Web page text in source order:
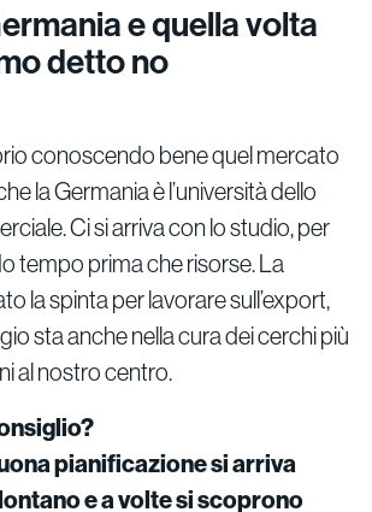
e quella volta
detto no
conoscendo bene quel mercato
la Germania è l’università dello
Ci si arriva con lo studio, per
tempo prima che risorse. La
la spinta per lavorare sull’export,
sta anche nella cura dei cerchi più
al nostro centro.
pianificazione si arriva
e a volte si scoprono